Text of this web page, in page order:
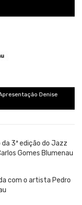
Denise
3ª edição do Jazz
Gomes Blumenau
com o artista Pedro